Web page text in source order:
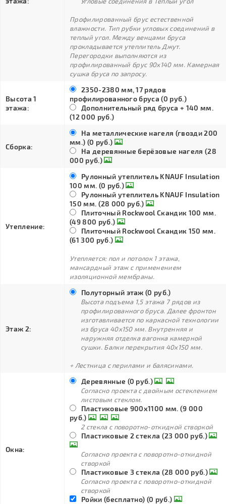
Профилированный брус естественной
влажности. Тип рубки угловых соединений в
теплый угол. Между венцами бруса
прокладывается утеплитель Джут.
Перегородки выполняются из
профилированный брус 90х140 мм. Камерная
сушка бруса по запросу.
Высота 1
этажа:
2350-2380 мм, 17 рядов
профилированного бруса (0 руб.)
Дополнительный ряд бруса + 140 мм.
(12 000 руб.)
Сборка:
На металлические нагеля (гвозди 200
мм.) (0 руб.)
На деревянные берёзовые нагеля (28
000 руб.)
Утепление:
Рулонный утеплитель KNAUF Insulation
100 мм. (0 руб.)
Рулонный утеплитель KNAUF Insulation
150 мм. (28 000 руб.)
Плиточный Rockwool Скандик 100 мм.
(49 800 руб.)
Плиточный Rockwool Скандик 150 мм.
(61 300 руб.)
Утепляется: пол и потолок 1 этажа,
мансардный этаж с применением
изоляционной мембраны.
Этаж 2:
Полуторный этаж (0 руб.)
Высота подъема 1,5 этажа 7 рядов из
профилированного бруса. Далее фронтон
изготавливается по каркасной технологии
из бруса 40х150 мм. Внутренняя и
наружняя отделка вагонка камерной
сушки. Балки перекрытия 40х150 мм.
+ Лестница с перилами и балясинами.
Окна:
Деревянные (0 руб.)
Согласно проекта с двойным остеклением
листовым стеклом.
Пластиковые 900х1100 мм. (9 000
руб.)
2 стекла с поворотно-откидной створкой
Пластиковые 2 стекла (23 000 руб.)
Согласно проекта с поворотно-откидной
створкой
Пластиковые 3 стекла (28 000 руб.)
Согласно проекта с поворотно-откидной
створкой
Ройки (бесплатно) (0 руб.)